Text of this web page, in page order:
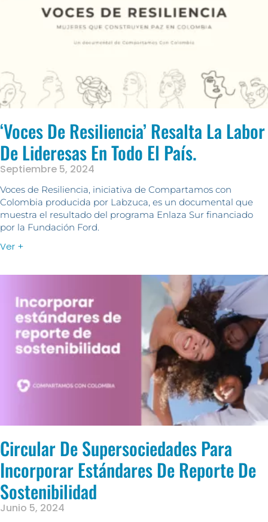
‘Voces De Resiliencia’ Resalta La Labor
De Lideresas En Todo El País.
Septiembre 5, 2024
Voces de Resiliencia, iniciativa de Compartamos con
Colombia producida por Labzuca, es un documental que
muestra el resultado del programa Enlaza Sur financiado
por la Fundación Ford.
Ver +
Circular De Supersociedades Para
Incorporar Estándares De Reporte De
Sostenibilidad
Junio 5, 2024